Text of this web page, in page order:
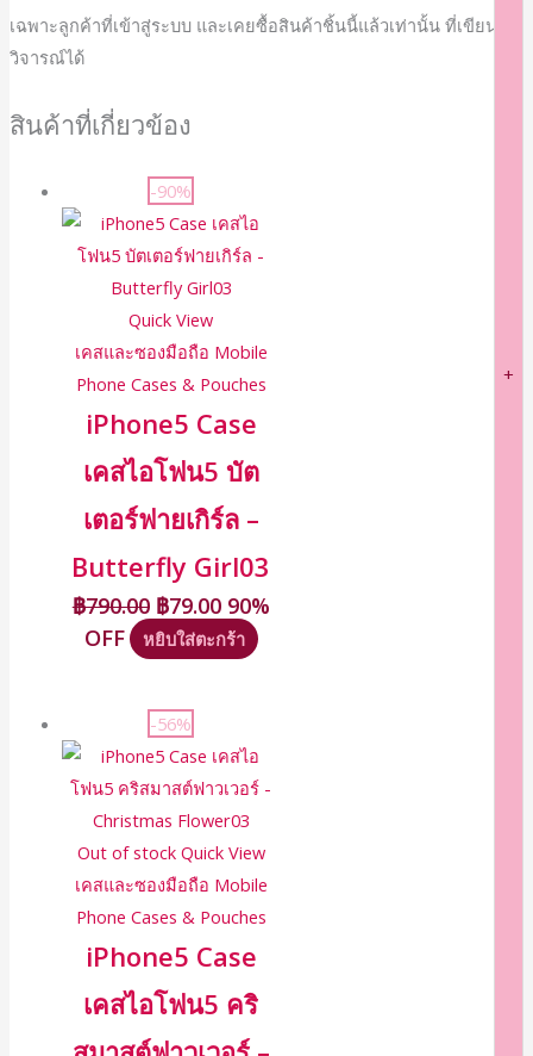
+
เฉพาะลูกค้าที่เข้าสู่ระบบ และเคยซื้อสินค้าชิ้นนี้แล้วเท่านั้น ที่เขียนบท
วิจารณ์ได้
สินค้าที่เกี่ยวข้อง
-90%
Quick View
เคสและซองมือถือ Mobile
Phone Cases & Pouches
iPhone5 Case
เคสไอโฟน5 บัต
เตอร์ฟายเกิร์ล –
Butterfly Girl03
฿790.00 ฿79.00 90%
OFF
หยิบใส่ตะกร้า
-56%
Out of stock Quick View
เคสและซองมือถือ Mobile
Phone Cases & Pouches
iPhone5 Case
เคสไอโฟน5 คริ